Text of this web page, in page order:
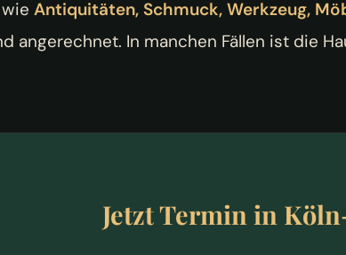
Antiquitäten, Schmuck, Werkzeug,
angerechnet. In manchen Fällen ist die
Jetzt Termin in